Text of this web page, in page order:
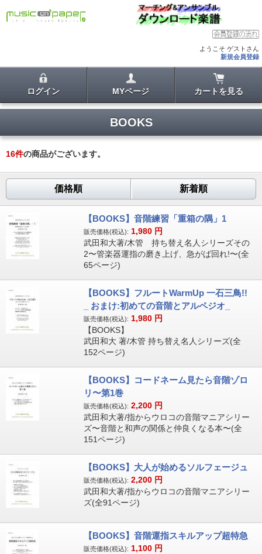
ようこそ ゲストさん
新規会員登録
ログイン MYページ カートを見る
BOOKS
16件の商品がございます。
価格順 新着順
【BOOKS】音階練習「重箱の隅」1
販売価格(税込): 1,980 円
武田和大著/木管 持ち替え名人シリーズその
2〜管楽器運指の磨き上げ、急がば回れ!〜(全
65ページ)
【BOOKS】フルートWarmUp 一石三鳥!!
_ おまけ:初めての音階とアルペジオ_
販売価格(税込): 1,980 円
【BOOKS】
武田和大 著/木管 持ち替え名人シリーズ(全
152ページ)
【BOOKS】コードネーム見たら音階ゾロ
リ〜第1巻
販売価格(税込): 2,200 円
武田和大著/指からウロコの音階マニアシリー
ズ〜音階と和声の関係と仲良くなる本〜(全
151ページ)
【BOOKS】大人が始めるソルフェージュ
販売価格(税込): 2,200 円
武田和大著/指からウロコの音階マニアシリー
ズ(全91ページ)
【BOOKS】音階運指スキルアップ超特急
販売価格(税込): 1,100 円